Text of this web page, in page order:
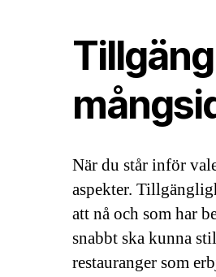
När du står inför
aspekter.
att nå och som har
snabbt ska kunna
restauranger som